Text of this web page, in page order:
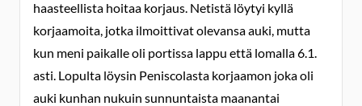
haasteellista hoitaa korjaus. Netistä löytyi kyllä
korjaamoita, jotka ilmoittivat olevansa auki, mutta
kun meni paikalle oli portissa lappu että lomalla 6.1.
asti. Lopulta löysin Peniscolasta korjaamon joka oli
auki kunhan nukuin sunnuntaista maanantai